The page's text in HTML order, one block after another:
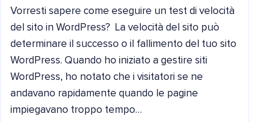
Vorresti sapere come eseguire un test di velocità
del sito in WordPress? La velocità del sito può
determinare il successo o il fallimento del tuo sito
WordPress. Quando ho iniziato a gestire siti
WordPress, ho notato che i visitatori se ne
andavano rapidamente quando le pagine
impiegavano troppo tempo…